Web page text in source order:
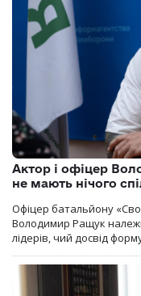
Актор і офіцер
не мають нічого
Офіцер батальйону
Володимир Ращук
лідерів, чий досвід